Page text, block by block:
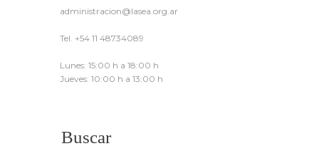
administracion@lasea.org.ar
Tel. +54 11 48734089
Lunes: 15:00 h a 18:00 h
Jueves: 10:00 h a 13:00 h
Buscar